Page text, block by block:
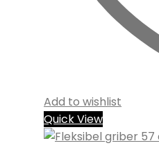
Add to wishlist
Quick View